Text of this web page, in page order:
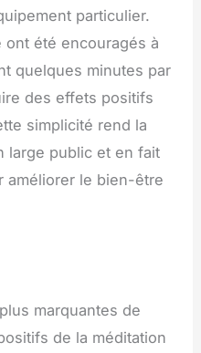
particulier.
ont été encouragés à
quelques minutes par
des effets positifs
simplicité rend la
large public et en fait
améliorer le bien-être
marquantes de
de la méditation